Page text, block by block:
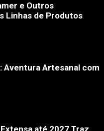
e Outros
Linhas de Produtos
Aventura Artesanal com